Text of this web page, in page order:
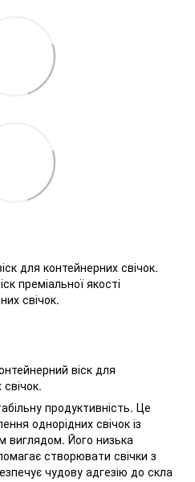
для контейнерних свічок.
преміальної якості
свічок.
віск для
продуктивність. Це
однорідних свічок із
виглядом. Його низька
створювати свічки з
чудову адгезію до скла